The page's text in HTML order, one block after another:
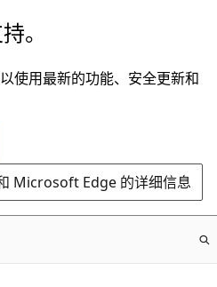
。
使用最新的功能、安全更新和
Microsoft Edge 的详细信息